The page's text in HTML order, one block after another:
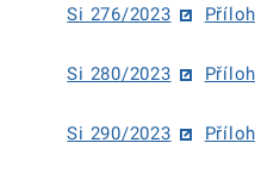
Si 276/2023
Si 280/2023
Si 290/2023